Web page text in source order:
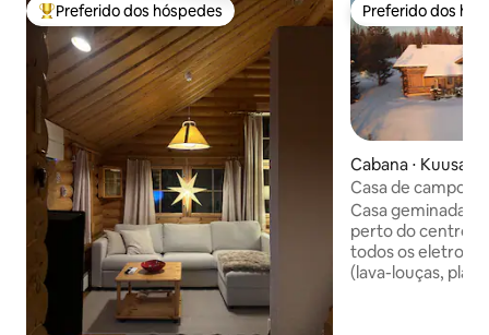
Entre os melhores preferidos dos hóspedes
Preferido dos hóspedes Preferido dos
Preferido dos
Cabana ⋅
Casa de campo
carregador de
Casa geminada
perto do centro
todos os
(lava-louças,